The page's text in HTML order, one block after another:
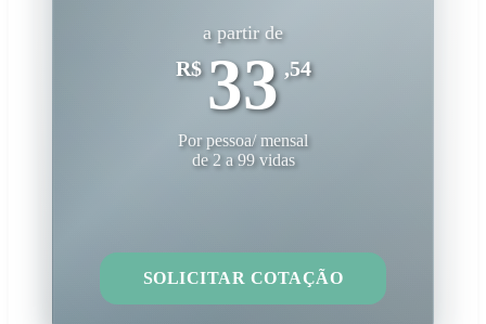
a partir de
R$ 33 ,54
Por pessoa/ mensal
de 2 a 99 vidas
SOLICITAR COTAÇÃO